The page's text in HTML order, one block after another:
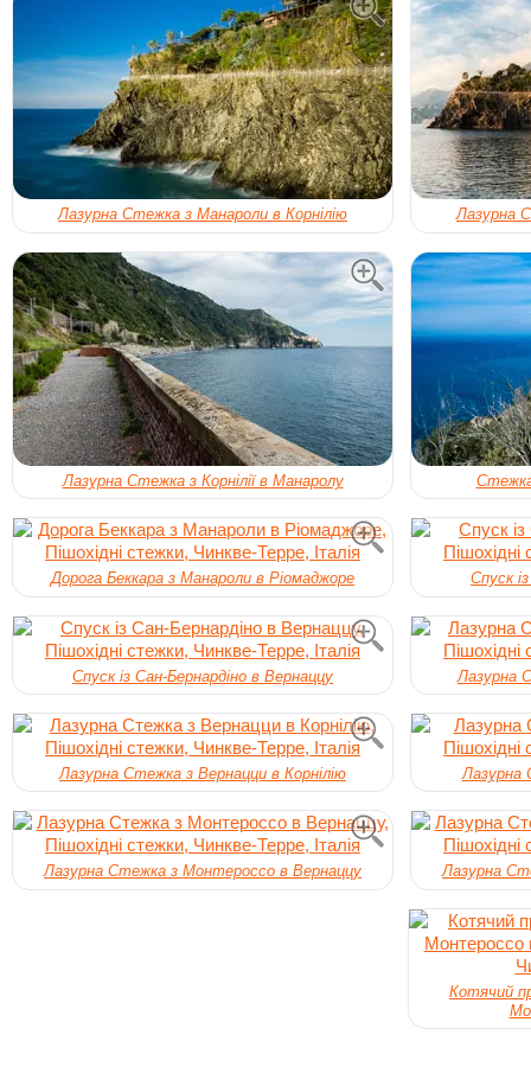
Лазурна Стежка з Манароли в Корнілію Лазурна
Лазурна Стежка з Корнілії в Манаролу
Дорога Беккара з Манароли в Ріомаджоре Спуск
Спуск із Сан-Бернардіно в Вернаццу Лазурна
Лазурна Стежка з Вернацци в Корнілію Лазурна
Лазурна Стежка з Монтероссо в Вернаццу Лазурна
Котячий